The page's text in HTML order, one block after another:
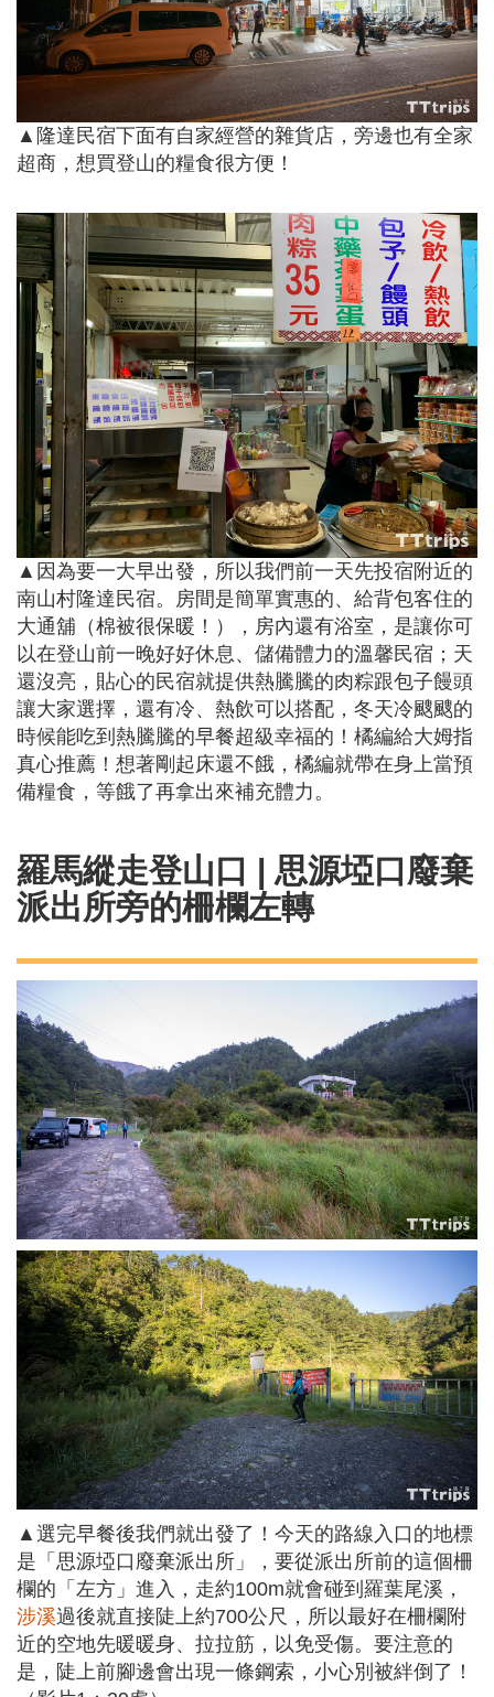
▲隆達民宿下面有自家經營的雜貨店，旁邊也有全家
超商，想買登山的糧食很方便！
▲因為要一大早出發，所以我們前一天先投宿附近的
南山村隆達民宿。房間是簡單實惠的、給背包客住的
大通舖（棉被很保暖！），房內還有浴室，是讓你可
以在登山前一晚好好休息、儲備體力的溫馨民宿；天
還沒亮，貼心的民宿就提供熱騰騰的肉粽跟包子饅頭
讓大家選擇，還有冷、熱飲可以搭配，冬天冷颼颼的
時候能吃到熱騰騰的早餐超級幸福的！橘編給大姆指
真心推薦！想著剛起床還不餓，橘編就帶在身上當預
備糧食，等餓了再拿出來補充體力。
羅馬縱走登山口 | 思源埡口廢棄
派出所旁的柵欄左轉
▲選完早餐後我們就出發了！今天的路線入口的地標
是「思源埡口廢棄派出所」，要從派出所前的這個柵
欄的「左方」進入，走約100m就會碰到羅葉尾溪，
涉溪過後就直接陡上約700公尺，所以最好在柵欄附
近的空地先暖暖身、拉拉筋，以免受傷。要注意的
是，陡上前腳邊會出現一條鋼索，小心別被絆倒了！